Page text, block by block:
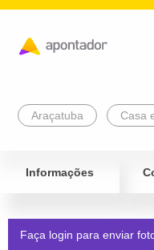
Araçatuba
Informações
Faça login para enviar